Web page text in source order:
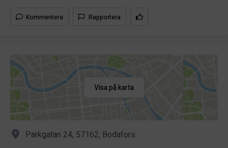
Kommentera Rapportera
Visa på karta
Parkgatan 24, 57162, Bodafors